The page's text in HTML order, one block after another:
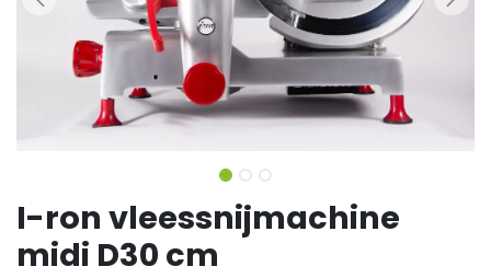
I-ron vleessnijmachine
midi D30 cm